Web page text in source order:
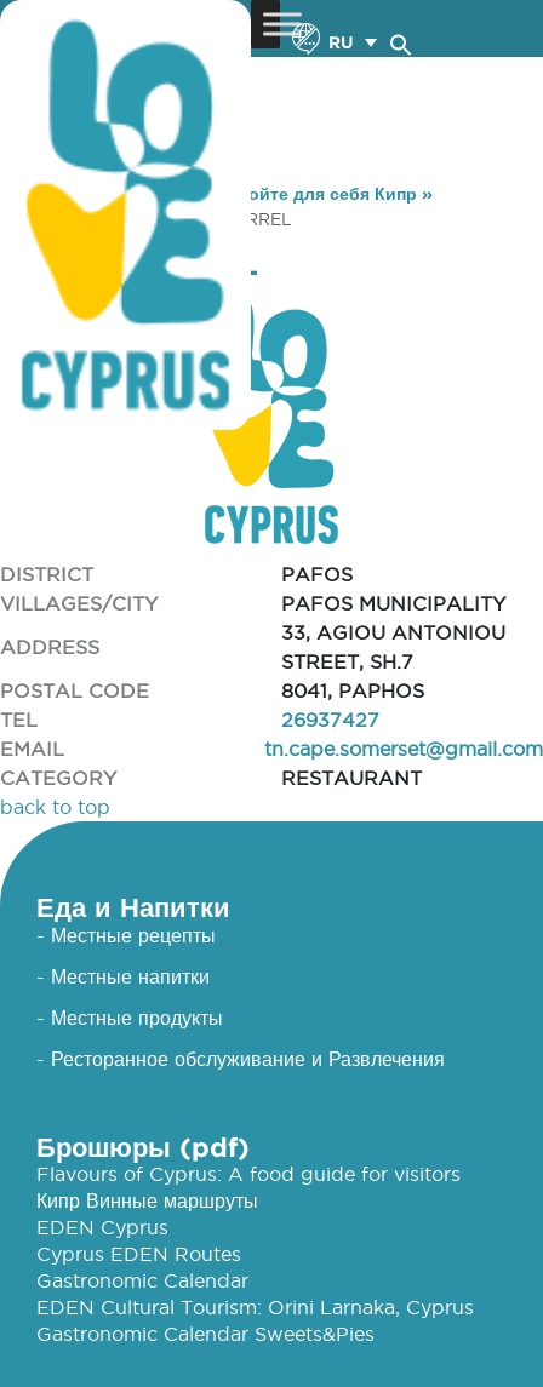
RU
You are here: Home »Откройте для себя Кипр »
Gastronomy
» KEG and BARREL
KEG and BARREL
DISTRICT
PAFOS
VILLAGES/CITY
PAFOS MUNICIPALITY
ADDRESS
33, AGIOU ANTONIOU
STREET, SH.7
POSTAL CODE
8041, PAPHOS
TEL
26937427
EMAIL
tn.cape.somerset@gmail.com
CATEGORY
RESTAURANT
back to top
Еда и Напитки
- Местные рецепты
- Местные напитки
- Местные продукты
- Ресторанное обслуживание и Развлечения
Брошюры (pdf)
Flavours of Cyprus: A food guide for visitors
Кипр Винные маршруты
EDEN Cyprus
Cyprus EDEN Routes
Gastronomic Calendar
EDEN Cultural Tourism: Orini Larnaka, Cyprus
Gastronomic Calendar Sweets&Pies